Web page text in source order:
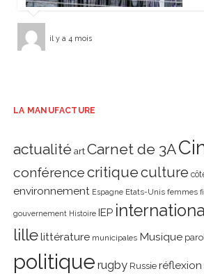
il y a 4 mois
LA MANUFACTURE
actualité art Carnet de 3A
conférencecritiqueculture
environnement Espagne Etats-Unis femmes
gouvernement Histoire IEP
lillelittérature municipales Musique
politique rugby Russie réflexion